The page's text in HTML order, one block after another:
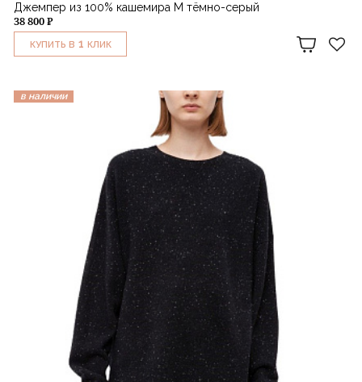
Джемпер из 100% кашемира M тёмно-серый
38 800 ₽
КУПИТЬ В 1 КЛИК
в наличии